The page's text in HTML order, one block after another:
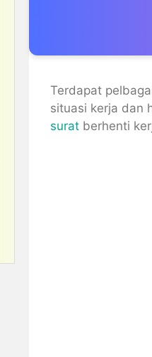
Terdapat
situasi kerja dan
surat berhenti